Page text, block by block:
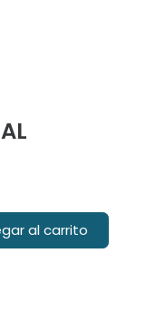
al carrito